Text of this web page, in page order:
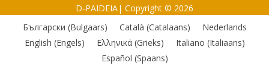
D-PAIDEIA| Copyright © 2026
Български (Bulgaars) Català (Catalaans)
Nederlands
English (Engels) Ελληνικά(Grieks) Italiano (Italiaans)
Español (Spaans)